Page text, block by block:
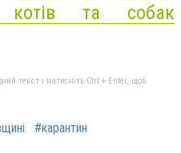
котів та собак
текст і натисніть Ctrl + Enter, щоб
#карантин